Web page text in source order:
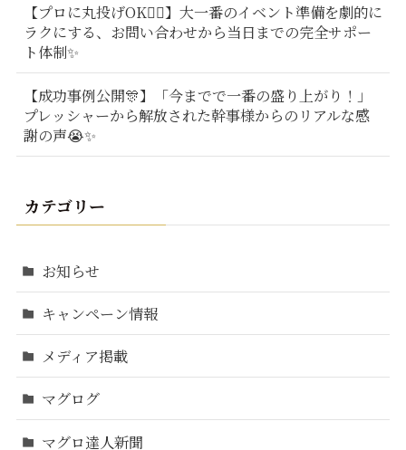
【プロに丸投げOK🙆‍♂️】大一番のイベント準備を劇的に
ラクにする、お問い合わせから当日までの完全サポー
ト体制✨
【成功事例公開🎊】「今までで一番の盛り上がり！」
プレッシャーから解放された幹事様からのリアルな感
謝の声😭✨
カテゴリー
お知らせ
キャンペーン情報
メディア掲載
マグログ
マグロ達人新聞